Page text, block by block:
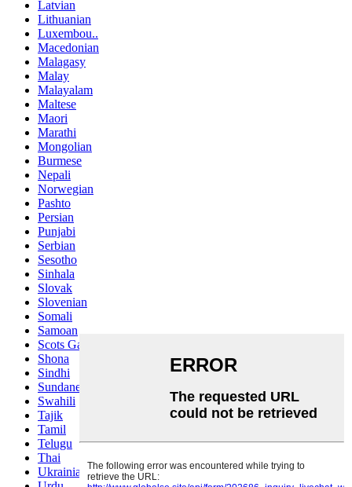
Latvian
Lithuanian
Luxembou..
Macedonian
Malagasy
Malay
Malayalam
Maltese
Maori
Marathi
Mongolian
Burmese
Nepali
Norwegian
Pashto
Persian
Punjabi
Serbian
Sesotho
Sinhala
Slovak
Slovenian
Somali
Samoan
Scots Gaelic
Shona
Sindhi
Sundanese
Swahili
Tajik
Tamil
Telugu
Thai
Ukrainian